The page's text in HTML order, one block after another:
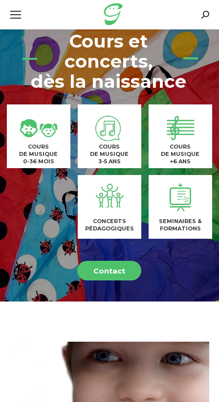
Cours et
concerts,
dès la naissance
COURS
DE MUSIQUE
0-36 MOIS
COURS
DE MUSIQUE
3-5 ANS
COURS
DE MUSIQUE
+6 ANS
CONCERTS
PÉDAGOGIQUES
SEMINAIRES &
FORMATIONS
Contact